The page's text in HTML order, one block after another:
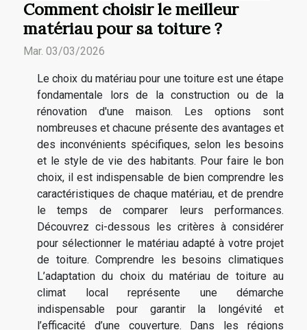
Comment choisir le meilleur
matériau pour sa toiture ?
Mar. 03/03/2026
Le choix du matériau pour une toiture est une étape
fondamentale lors de la construction ou de la
rénovation d'une maison. Les options sont
nombreuses et chacune présente des avantages et
des inconvénients spécifiques, selon les besoins
et le style de vie des habitants. Pour faire le bon
choix, il est indispensable de bien comprendre les
caractéristiques de chaque matériau, et de prendre
le temps de comparer leurs performances.
Découvrez ci-dessous les critères à considérer
pour sélectionner le matériau adapté à votre projet
de toiture. Comprendre les besoins climatiques
L’adaptation du choix du matériau de toiture au
climat local représente une démarche
indispensable pour garantir la longévité et
l’efficacité d’une couverture. Dans les régions